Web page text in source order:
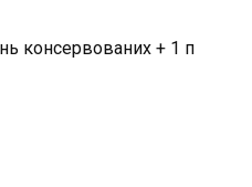
консервованих + 1 п